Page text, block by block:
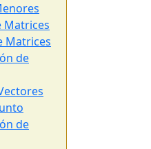
Matrices
Matrices
de
de